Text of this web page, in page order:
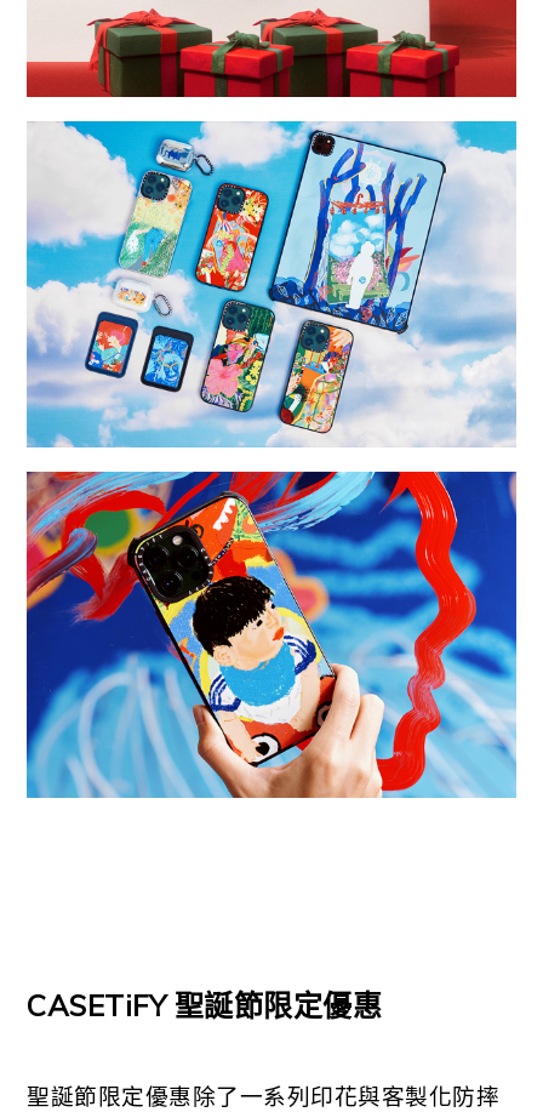
CASETiFY 聖誕節限定優惠
聖誕節限定優惠除了一系列印花與客製化防摔